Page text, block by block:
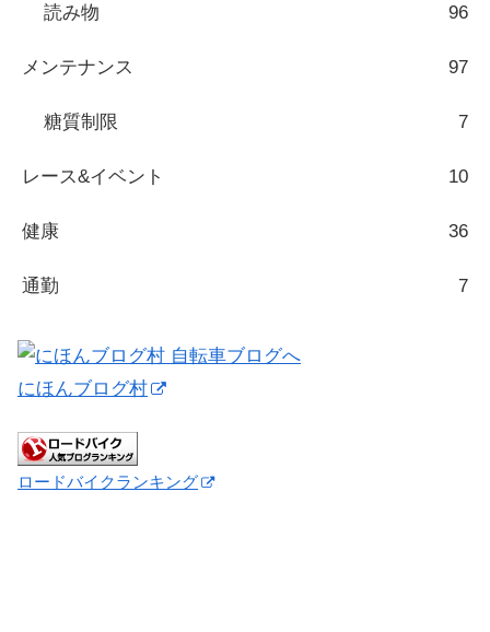
読み物 96
メンテナンス 97
糖質制限 7
レース&イベント 10
健康 36
通勤 7
にほんブログ村
ロードバイクランキング